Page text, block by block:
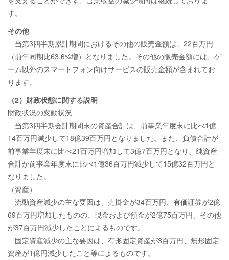
す。
その他
当第3四半期累計期間におけるその他の販売金額は、22百万円
（前年同期比63.6%増）となりました。その他の販売金額には、ゲ
ーム以外のスマートフォン向けサービスの販売金額が含まれてお
ります。
（2）財政状態に関する説明
財政状況の変動状況
当第3四半期会計期間末の資産合計は、前事業年度末に比べ1億
14百万円減少して18億39百万円となりました。また、負債合計が
前事業年度末に比べ21百万円増加して3億7百万円となり、純資産
合計が前事業年度末に比べ1億36百万円減少して15億32百万円と
なりました。
（資産）
流動資産減少の主な要因は、売掛金が34百万円、有価証券が2億
69百万円増加したものの、現金および預金が2億75百万円、その他
が37百万円減少したことによるものです。
固定資産減少の主な要因は、有形固定資産が3百万円、無形固定
資産が1億円減少したこと等によるものです。